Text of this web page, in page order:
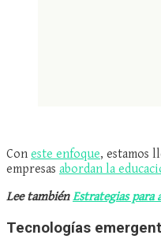
Con este enfoque, estamos
empresas abordan la
Lee tambiénEstrategias para
Tecnologías